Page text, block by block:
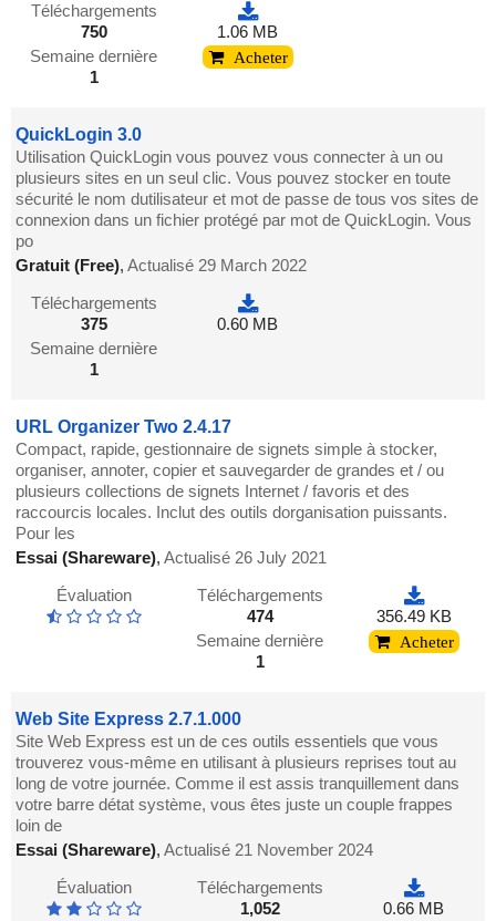
Téléchargements
750
Semaine dernière
1
1.06 MB
Acheter
QuickLogin 3.0
Utilisation QuickLogin vous pouvez vous connecter à un ou
plusieurs sites en un seul clic. Vous pouvez stocker en toute
sécurité le nom dutilisateur et mot de passe de tous vos sites de
connexion dans un fichier protégé par mot de QuickLogin. Vous
po
Gratuit (Free),Actualisé 29 March 2022
Téléchargements
375
Semaine dernière
1
0.60 MB
URL Organizer Two 2.4.17
Compact, rapide, gestionnaire de signets simple à stocker,
organiser, annoter, copier et sauvegarder de grandes et / ou
plusieurs collections de signets Internet / favoris et des
raccourcis locales. Inclut des outils dorganisation puissants.
Pour les
Essai (Shareware),Actualisé 26 July 2021
Évaluation
Téléchargements
474
Semaine dernière
1
356.49 KB
Acheter
Web Site Express 2.7.1.000
Site Web Express est un de ces outils essentiels que vous
trouverez vous-même en utilisant à plusieurs reprises tout au
long de votre journée. Comme il est assis tranquillement dans
votre barre détat système, vous êtes juste un couple frappes
loin de
Essai (Shareware),Actualisé 21 November 2024
Évaluation
Téléchargements
1,052
0.66 MB